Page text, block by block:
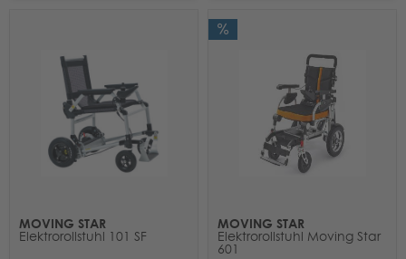
MOVING STAR
Elektrorollstuhl 101 SF
MOVING STAR
Elektrorollstuhl Moving Star
601